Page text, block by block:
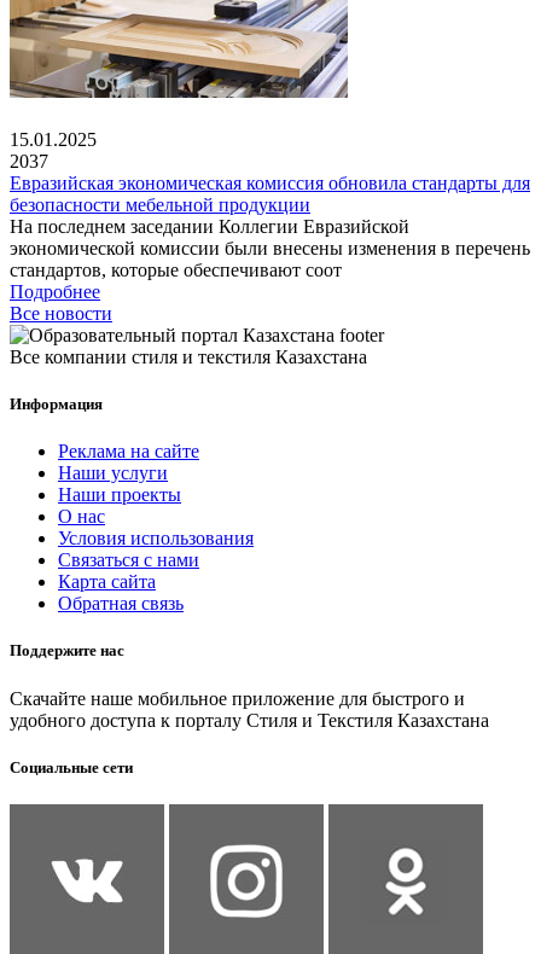
15.01.2025
2037
Евразийская экономическая комиссия обновила стандарты для
безопасности мебельной продукции
На последнем заседании Коллегии Евразийской
экономической комиссии были внесены изменения в перечень
стандартов, которые обеспечивают соот
Подробнее
Все новости
Все компании стиля и текстиля Казахстана
Информация
Реклама на сайте
Наши услуги
Наши проекты
О нас
Условия использования
Связаться с нами
Карта сайта
Обратная связь
Поддержите нас
Скачайте наше мобильное приложение для быстрого и
удобного доступа к порталу Стиля и Текстиля Казахстана
Социальные сети